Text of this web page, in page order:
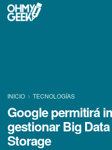
INICIO TECNOLOGÍ­AS
Google permitirá
gestionar Big
Storage